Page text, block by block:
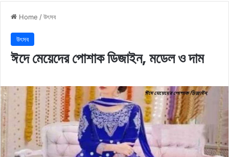
Home /উৎসব
উৎসব
ঈদে মেয়েদের পোশাক ডিজাইন, মডেল ও দাম